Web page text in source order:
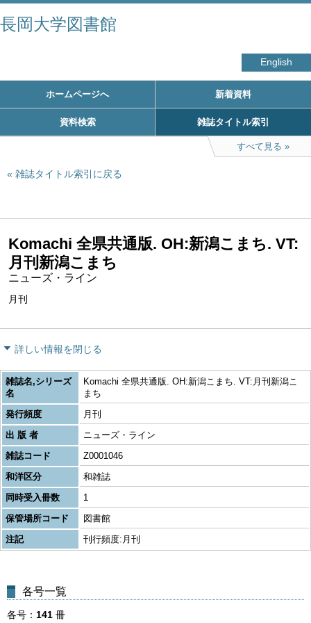
長岡大学図書館
English
ホームページへ 新着資料
資料検索 雑誌タイトル索引
すべて見る
雑誌タイトル索引に戻る
Komachi 全県共通版. OH:新潟こまち. VT:
月刊新潟こまち
ニューズ・ライン
月刊
詳しい情報を閉じる
雑誌名,シリーズ
名
Komachi 全県共通版. OH:新潟こまち. VT:月刊新潟こ
まち
発行頻度
月刊
出 版 者
ニューズ・ライン
雑誌コード
Z0001046
和洋区分
和雑誌
同時受入冊数
1
保管場所コード
図書館
注記
刊行頻度:月刊
各号一覧
各号 141 冊